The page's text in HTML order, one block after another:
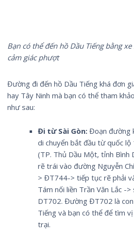
Bạn có thể đến hồ Dầu Tiếng bằng
cảm giác phượt
Đường đi đến hồ Dầu Tiếng khá đơn
hay Tây Ninh mà bạn có thể tham
như sau:
Đi từ Sài Gòn:Đoạn đường
di chuyển bắt đầu từ quốc lộ
(TP. Thủ Dầu Một, tỉnh Bình
rẽ trái vào đường Nguyễn
> ĐT744-> tiếp tục rẽ phải
Tám nối liền Trần Văn Lắc -
DT702. Đường ĐT702 là
Tiếng và bạn có thể để tìm
trại.